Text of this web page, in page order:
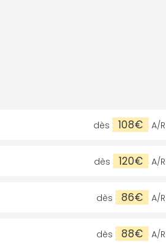
dès 108€ A/R
dès 120€ A/R
dès 86€ A/R
dès 88€ A/R